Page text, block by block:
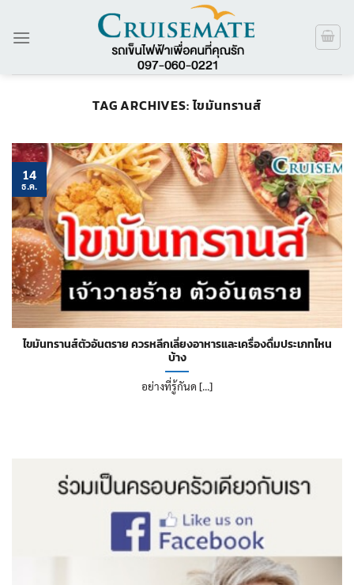
TAG ARCHIVES:ไขมันทรานส์
ไขมันทรานส์ตัวอันตราย ควรหลีกเลี่ยงอาหารและเครื่องดื่มประเภทไหน
บ้าง
อย่างที่รู้กันด [...]
14
ธ.ค.